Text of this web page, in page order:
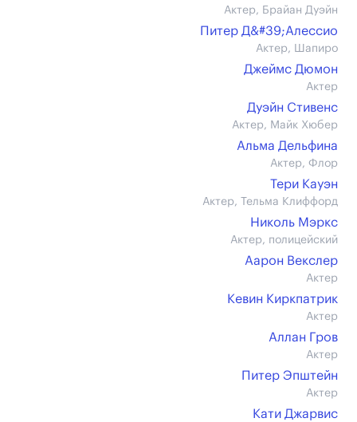
Актер, Брайан Дуэйн
Питер Д&#39;Алессио
Актер, Шапиро
Джеймс Дюмон
Актер
Дуэйн Стивенс
Актер, Майк Хюбер
Альма Дельфина
Актер, Флор
Тери Кауэн
Актер, Тельма Клиффорд
Николь Мэркс
Актер, полицейский
Аарон Векслер
Актер
Кевин Киркпатрик
Актер
Аллан Гров
Актер
Питер Эпштейн
Актер
Кати Джарвис